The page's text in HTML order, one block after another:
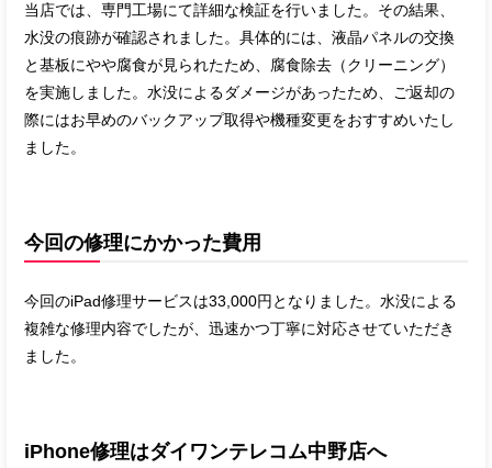
当店では、専門工場にて詳細な検証を行いました。その結果、
水没の痕跡が確認されました。具体的には、液晶パネルの交換
と基板にやや腐食が見られたため、腐食除去（クリーニング）
を実施しました。水没によるダメージがあったため、ご返却の
際にはお早めのバックアップ取得や機種変更をおすすめいたし
ました。
今回の修理にかかった費用
今回のiPad修理サービスは33,000円となりました。水没による
複雑な修理内容でしたが、迅速かつ丁寧に対応させていただき
ました。
iPhone修理はダイワンテレコム中野店へ